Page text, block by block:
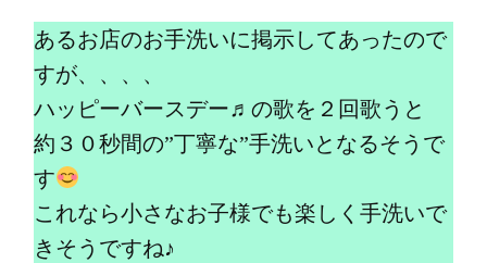
あるお店のお手洗いに掲示してあったので
すが、、、、
ハッピーバースデー♬の歌を２回歌うと
約３０秒間の”丁寧な”手洗いとなるそうで
す
これなら小さなお子様でも楽しく手洗いで
きそうですね♪